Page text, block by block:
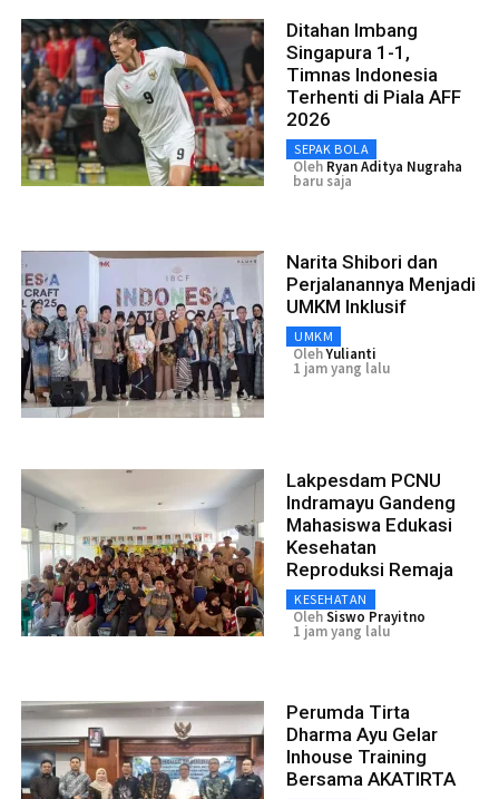
Ditahan Imbang
Singapura 1-1,
Timnas Indonesia
Terhenti di Piala AFF
2026
SEPAK BOLA
Oleh Ryan Aditya Nugraha
baru saja
Narita Shibori dan
Perjalanannya Menjadi
UMKM Inklusif
UMKM
OlehYulianti
1 jam yang lalu
Lakpesdam PCNU
Indramayu Gandeng
Mahasiswa Edukasi
Kesehatan
Reproduksi Remaja
KESEHATAN
OlehSiswo Prayitno
1 jam yang lalu
Perumda Tirta
Dharma Ayu Gelar
Inhouse Training
Bersama AKATIRTA